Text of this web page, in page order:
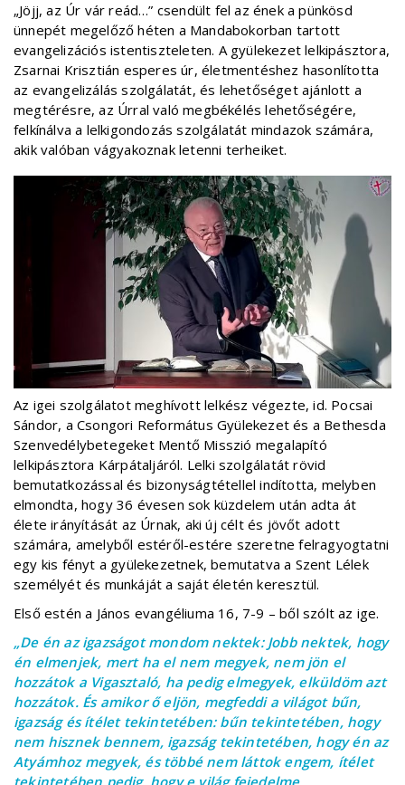
„Jöjj, az Úr vár reád…” csendült fel az ének a pünkösd
ünnepét megelőző héten a Mandabokorban tartott
evangelizációs istentiszteleten. A gyülekezet lelkipásztora,
Zsarnai Krisztián esperes úr, életmentéshez hasonlította
az evangelizálás szolgálatát, és lehetőséget ajánlott a
megtérésre, az Úrral való megbékélés lehetőségére,
felkínálva a lelkigondozás szolgálatát mindazok számára,
akik valóban vágyakoznak letenni terheiket.
Az igei szolgálatot meghívott lelkész végezte, id. Pocsai
Sándor, a Csongori Református Gyülekezet és a Bethesda
Szenvedélybetegeket Mentő Misszió megalapító
lelkipásztora Kárpátaljáról. Lelki szolgálatát rövid
bemutatkozással és bizonyságtétellel indította, melyben
elmondta, hogy 36 évesen sok küzdelem után adta át
élete irányítását az Úrnak, aki új célt és jövőt adott
számára, amelyből estéről-estére szeretne felragyogtatni
egy kis fényt a gyülekezetnek, bemutatva a Szent Lélek
személyét és munkáját a saját életén keresztül.
Első estén a János evangéliuma 16, 7-9 – ből szólt az ige.
„De én az igazságot mondom nektek: Jobb nektek, hogy
én elmenjek, mert ha el nem megyek, nem jön el
hozzátok a Vigasztaló, ha pedig elmegyek, elküldöm azt
hozzátok. És amikor ő eljön, megfeddi a világot bűn,
igazság és ítélet tekintetében: bűn tekintetében, hogy
nem hisznek bennem, igazság tekintetében, hogy én az
Atyámhoz megyek, és többé nem láttok engem, ítélet